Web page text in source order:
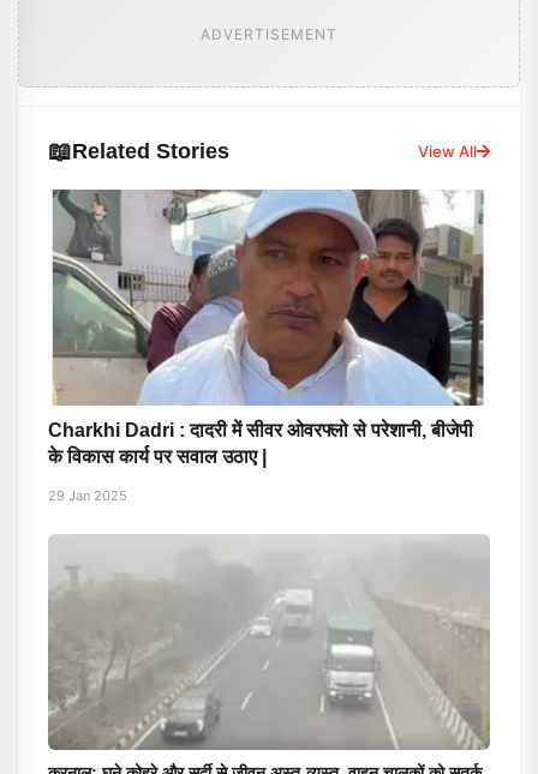
ADVERTISEMENT
📖Related Stories View All
Charkhi Dadri : दादरी में सीवर ओवरफ्लो से परेशानी, बीजेपी
के विकास कार्य पर सवाल उठाए |
29 Jan 2025